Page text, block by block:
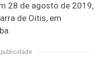
28 de agosto de 2019,
de Oitis, em